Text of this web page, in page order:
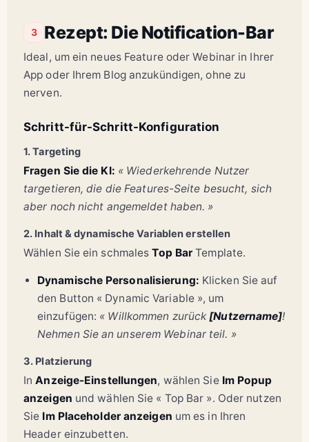
3 Rezept: Die Notification-Bar
Ideal, um ein neues Feature oder Webinar in Ihrer
App oder Ihrem Blog anzukündigen, ohne zu
nerven.
Schritt-für-Schritt-Konfiguration
1. Targeting
Fragen Sie die KI: « Wiederkehrende Nutzer
targetieren, die die Features-Seite besucht, sich
aber noch nicht angemeldet haben. »
2. Inhalt & dynamische Variablen erstellen
Wählen Sie ein schmalesTop Bar Template.
Dynamische Personalisierung: Klicken Sie auf
den Button « Dynamic Variable », um
einzufügen: « Willkommen zurück [Nutzername]!
Nehmen Sie an unserem Webinar teil. »
3. Platzierung
InAnzeige-Einstellungen, wählen Sie Im Popup
anzeigen und wählen Sie « Top Bar ». Oder nutzen
Sie Im Placeholder anzeigen um es in Ihren
Header einzubetten.